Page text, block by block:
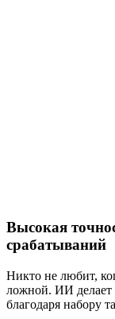
Высокая
срабатываний
Никто не любит,
ложной. ИИ
благодаря набору